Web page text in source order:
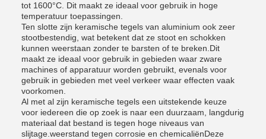
tot 1600°C. Dit maakt ze ideaal voor gebruik in hoge
temperatuur toepassingen.
Ten slotte zijn keramische tegels van aluminium ook zeer
stootbestendig, wat betekent dat ze stoot en schokken
kunnen weerstaan zonder te barsten of te breken.Dit
maakt ze ideaal voor gebruik in gebieden waar zware
machines of apparatuur worden gebruikt, evenals voor
gebruik in gebieden met veel verkeer waar effecten vaak
voorkomen.
Al met al zijn keramische tegels een uitstekende keuze
voor iedereen die op zoek is naar een duurzaam, langdurig
materiaal dat bestand is tegen hoge niveaus van
slijtage.weerstand tegen corrosie en chemicaliënDeze